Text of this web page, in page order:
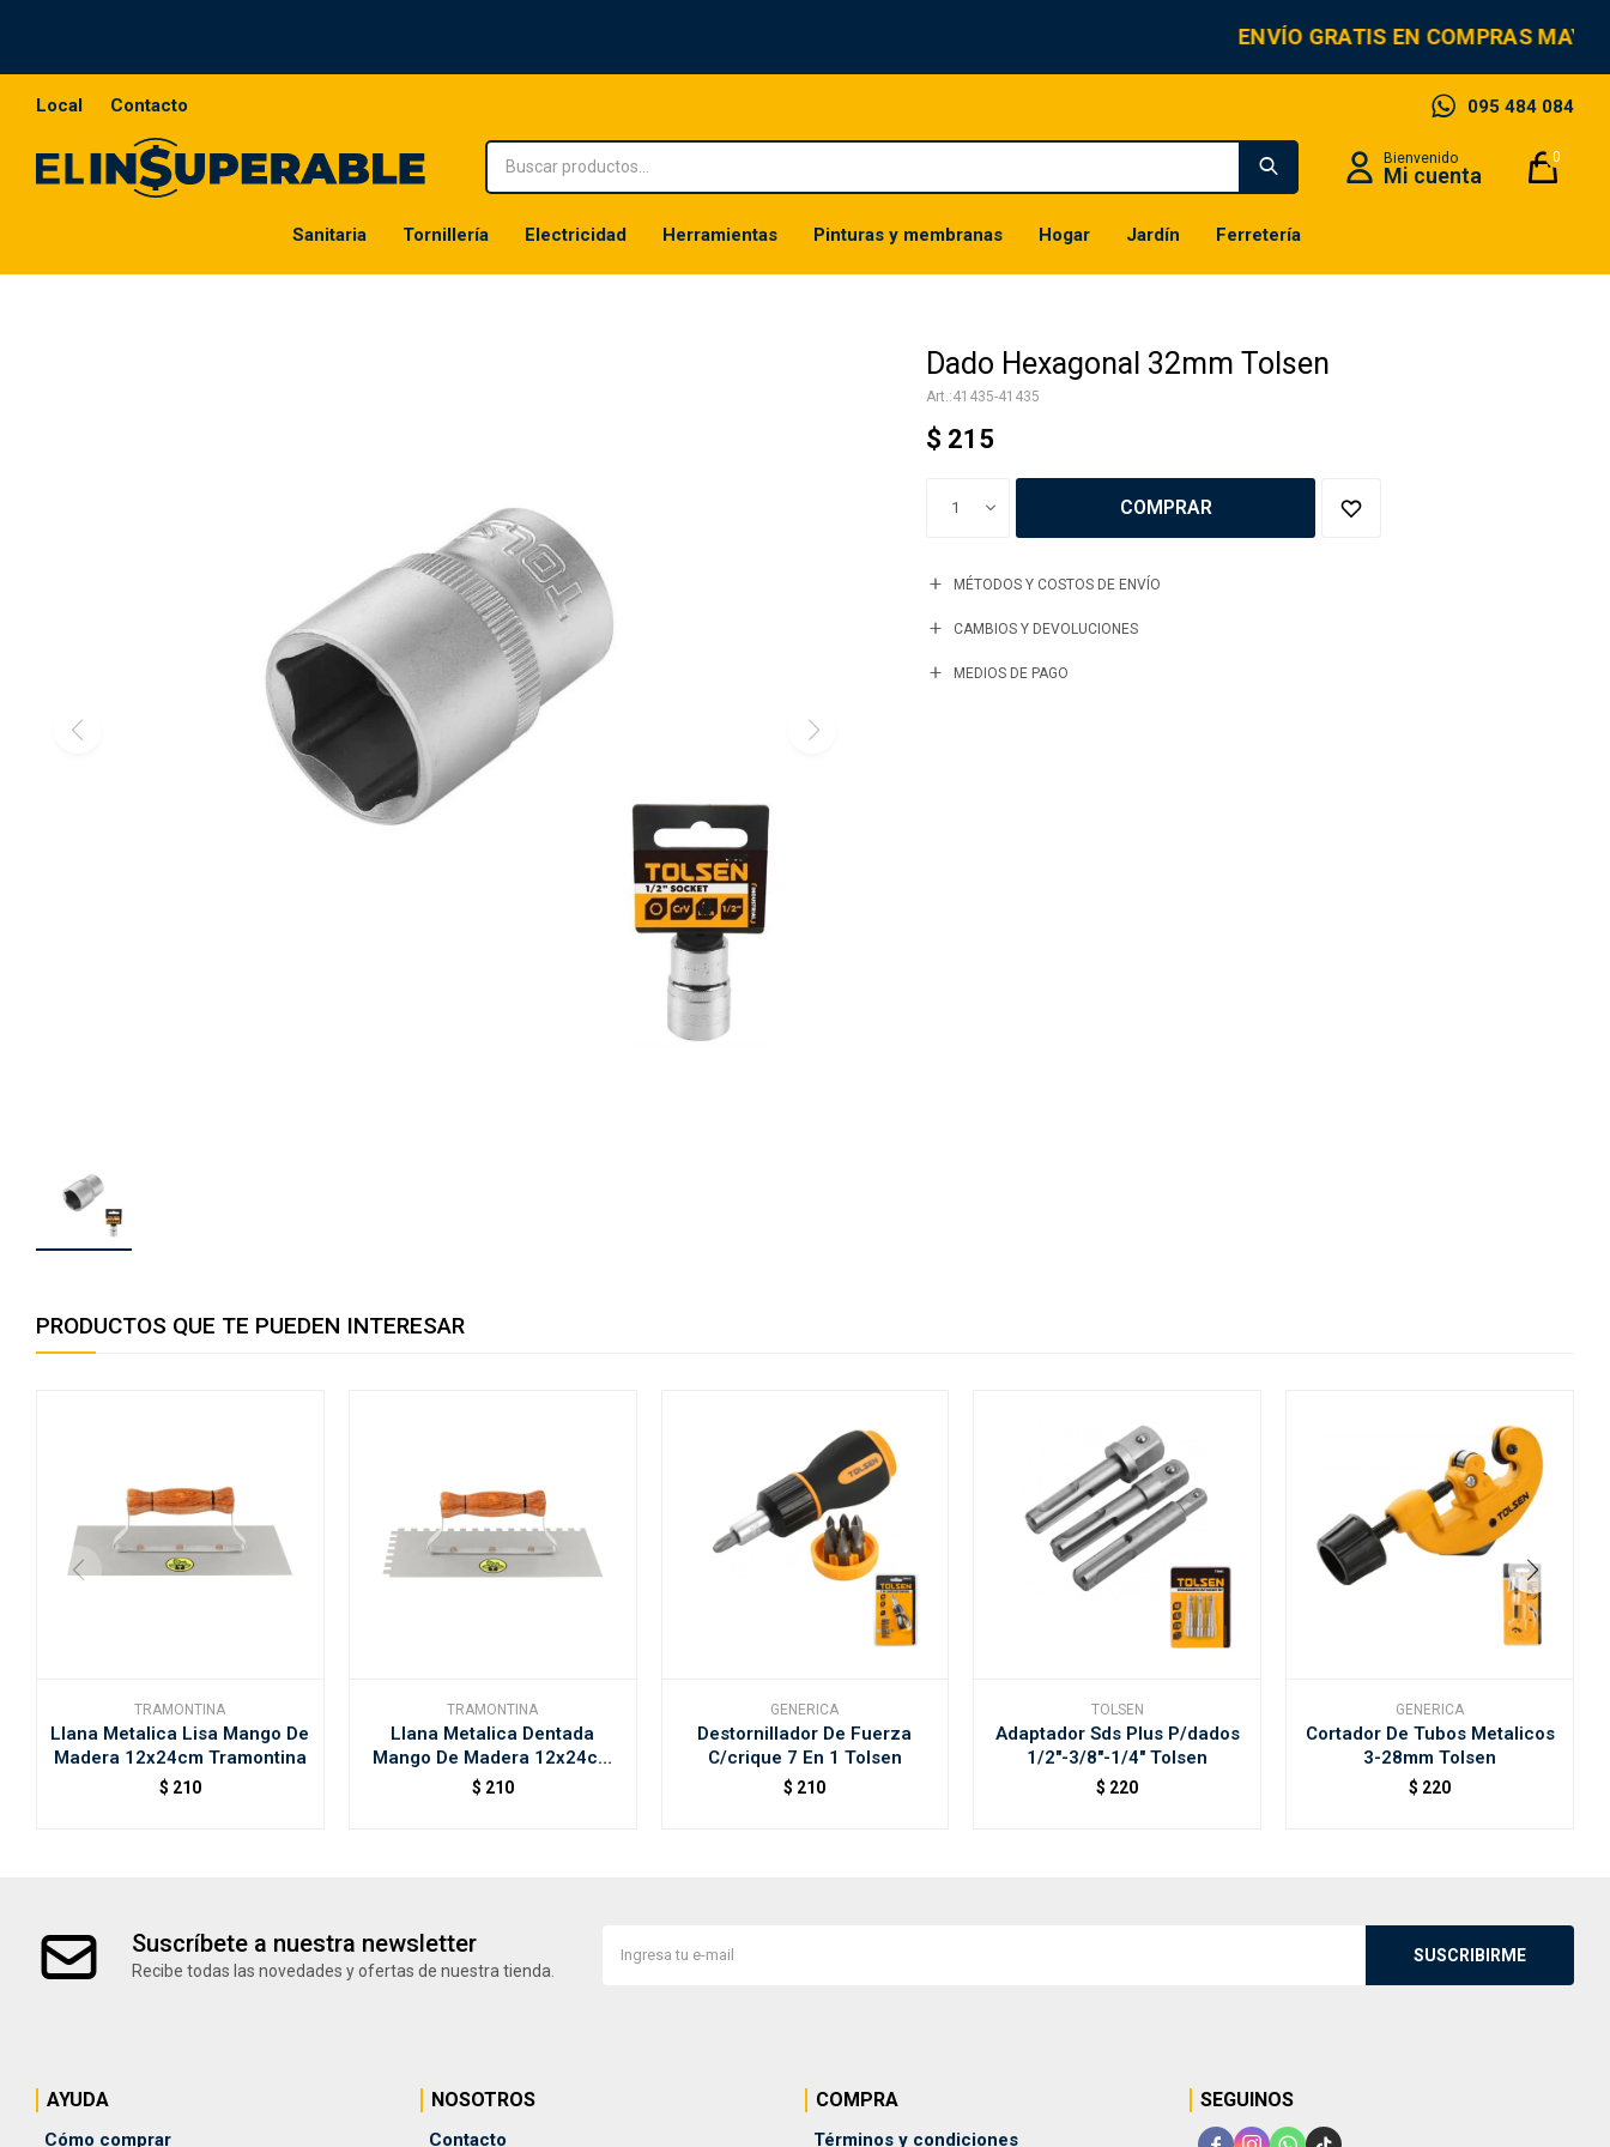
ENVÍO GRATIS EN COMPRAS
Sanitaria Tornillería Electricidad Herramientas Pinturas y membranas Hogar Jardín Ferretería
0
095 484 084
Local Contacto
Dado Hexagonal 32mm Tolsen
41435-41435
$ 215
1 COMPRAR
MÉTODOS Y COSTOS DE ENVÍO
CAMBIOS Y DEVOLUCIONES
MEDIOS DE PAGO
PRODUCTOS QUE TE PUEDEN INTERESAR
TRAMONTINA
Llana Metalica Lisa Mango De
Madera 12x24cm Tramontina
$ 210
TRAMONTINA
Llana Metalica Dentada
Mango De Madera 12x24cm
Tramontina
$ 210
GENERICA
Destornillador De Fuerza
C/crique 7 En 1 Tolsen
$ 210
TOLSEN
Adaptador Sds Plus P/dados
1/2"-3/8"-1/4" Tolsen
$ 220
GENERICA
Cortador De Tubos Metalicos
3-28mm Tolsen
$ 220
Suscríbete a nuestra newsletter
Recibe todas las novedades y ofertas de nuestra tienda.
SUSCRIBIRME
AYUDA
Cómo comprar
NOSOTROS
Contacto
COMPRA
Términos y condiciones
SEGUINOS